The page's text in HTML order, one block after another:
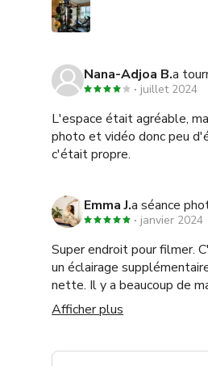
Nana-Adjoa B.a
juillet 2024
L'espace était agréable,
photo et vidéo donc peu
c'était propre.
Emma J.a séance
janvier 2024
Super endroit pour filmer.
un éclairage
nette. Il y a beaucoup de
Merci beaucoup ! Je
Afficher plus